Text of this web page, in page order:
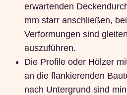
erwartenden
mm starr anschließen,
Verformungen sind
auszuführen.
Die Profile oder Hölzer
an die flankierenden
nach Untergrund sind